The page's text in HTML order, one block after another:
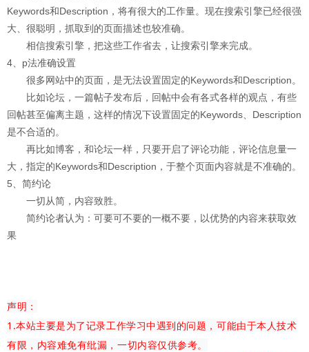
Keywords和Description，将有很大的工作量。现在搜索引擎已经很强
大、很聪明，抓取到的页面描述也较准确。
相信搜索引擎，把这些工作省去，让搜索引擎来完成。
4、p法准确设置
很多网站中的页面，是无法设置固定的Keywords和Description。
比如论坛，一篇帖子发布后，回帖中会有各式各样的观点，有些
回帖甚至偏离主题，这样的情况下设置固定的Keywords、Description
是不合适的。
再比如博客，和论坛一样，只要开启了评论功能，评论信息量一
大，指定的Keywords和Description，于整个页面内容就是不准确的。
5、简约论
一切从简，内容致胜。
简约论者认为：可要可不要的一概不要，以优势的内容来获取效
果
声明：
1.本站主要是为了记录工作学习中遇到的问题，可能由于本人技术
有限，内容难免有纰漏，一切内容仅供参考。